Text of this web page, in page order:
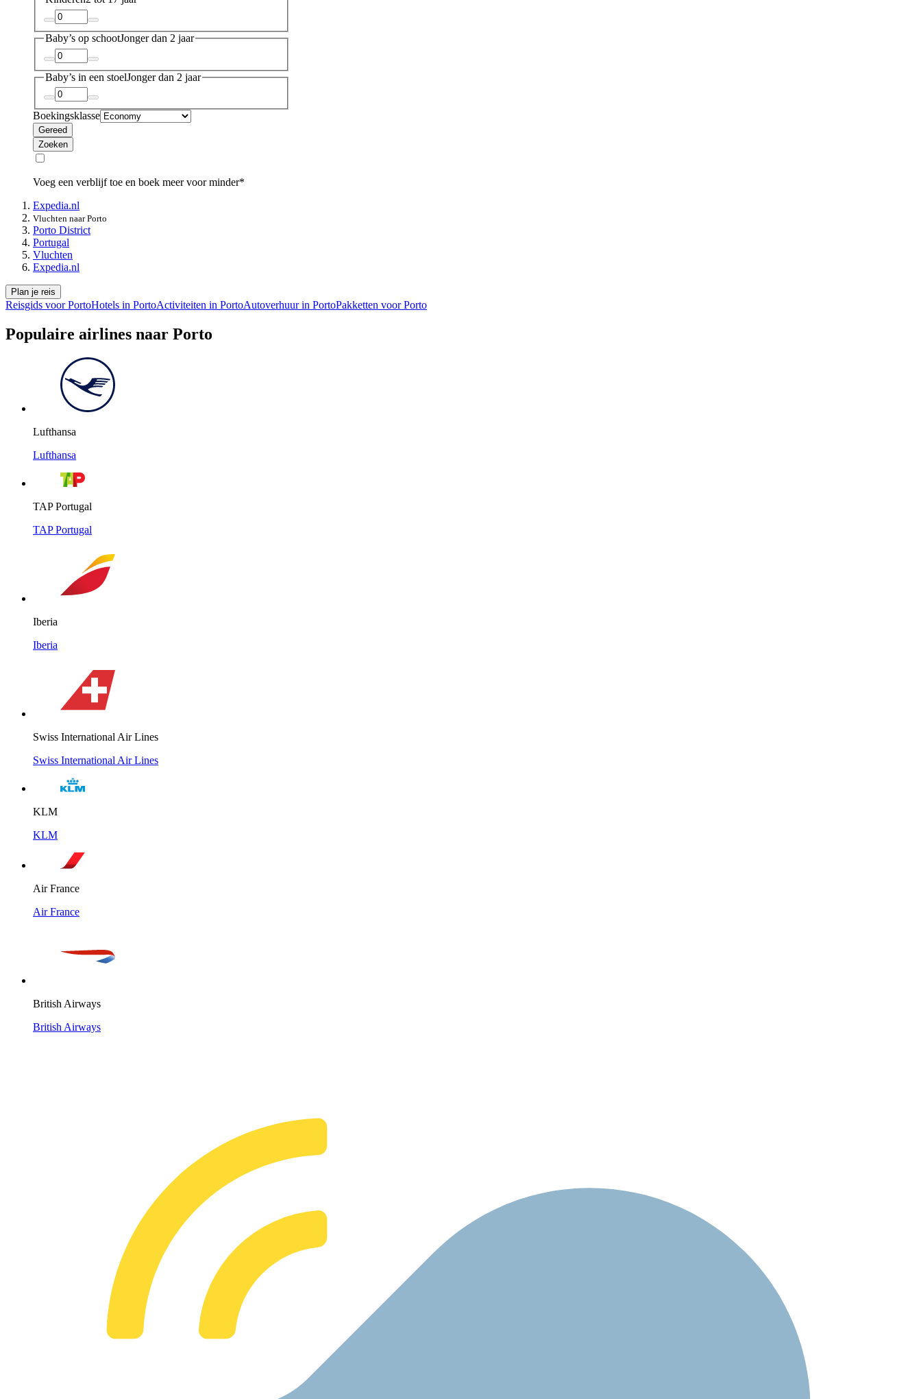
Baby’s op schootJonger dan 2 jaar
Baby’s in een stoelJonger dan 2 jaar
Boekingsklasse
Gereed
Zoeken
Voeg een verblijf toe en boek meer voor minder*
Expedia.nl
Vluchten naar Porto
Porto District
Portugal
Vluchten
Expedia.nl
Plan je reis
Reisgids voor PortoHotels in PortoActiviteiten in PortoAutoverhuur in PortoPakketten voor Porto
Populaire airlines naar Porto
Lufthansa
Lufthansa
TAP Portugal
TAP Portugal
Iberia
Iberia
Swiss International Air Lines
Swiss International Air Lines
KLM
KLM
Air France
Air France
British Airways
British Airways